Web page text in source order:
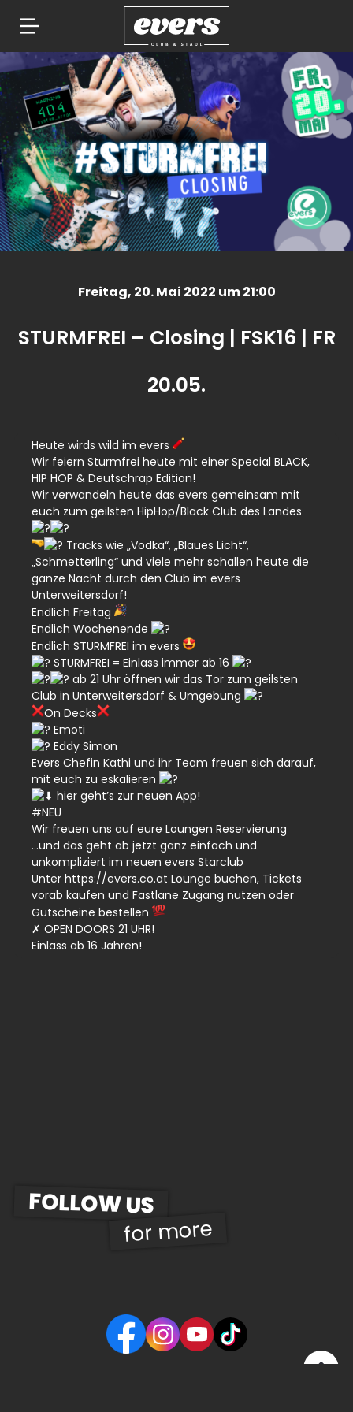
Springe
zum
Inhalt
Freitag, 20. Mai 2022 um 21:00
STURMFREI – Closing | FSK16 | FR
20.05.
Heute wirds wild im evers
Wir feiern Sturmfrei heute mit einer Special BLACK,
HIP HOP & Deutschrap Edition!
Wir verwandeln heute das evers gemeinsam mit
euch zum geilsten HipHop/Black Club des Landes
Tracks wie „Vodka“, „Blaues Licht“,
„Schmetterling“ und viele mehr schallen heute die
ganze Nacht durch den Club im evers
Unterweitersdorf!
Endlich Freitag
Endlich Wochenende
Endlich STURMFREI im evers
STURMFREI = Einlass immer ab 16
ab 21 Uhr öffnen wir das Tor zum geilsten
Club in Unterweitersdorf & Umgebung
On Decks
Emoti
Eddy Simon
Evers Chefin Kathi und ihr Team freuen sich darauf,
mit euch zu eskalieren
hier geht’s zur neuen App!
#NEU
Wir freuen uns auf eure Loungen Reservierung
…und das geht ab jetzt ganz einfach und
unkompliziert im neuen evers Starclub
Unter https://evers.co.at Lounge buchen, Tickets
vorab kaufen und Fastlane Zugang nutzen oder
Gutscheine bestellen
✗ OPEN DOORS 21 UHR!
Einlass ab 16 Jahren!
FOLLOW US
for more